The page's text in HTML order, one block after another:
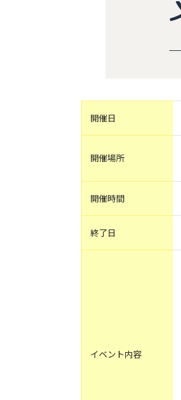
開催日
開催場所
開催時間
終了日
イベント内容